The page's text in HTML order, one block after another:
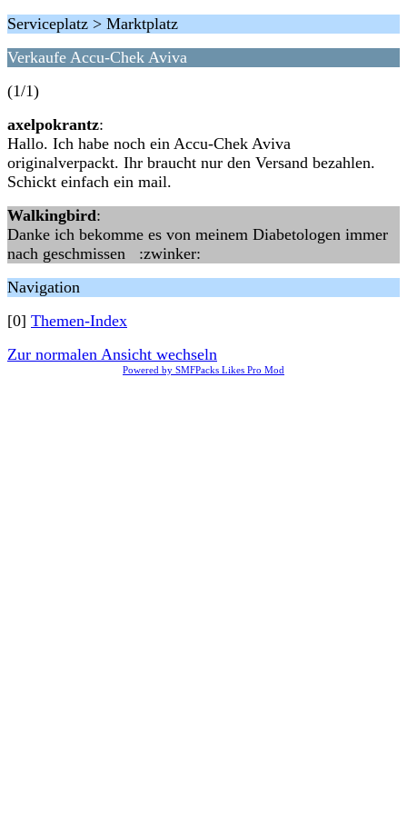
Serviceplatz > Marktplatz
Verkaufe Accu-Chek Aviva
(1/1)
axelpokrantz:
Hallo. Ich habe noch ein Accu-Chek Aviva
originalverpackt. Ihr braucht nur den Versand bezahlen.
Schickt einfach ein mail.
Walkingbird:
Danke ich bekomme es von meinem Diabetologen immer
nach geschmissen :zwinker:
Navigation
[0] Themen-Index
Zur normalen Ansicht wechseln
Powered by SMFPacks Likes Pro Mod